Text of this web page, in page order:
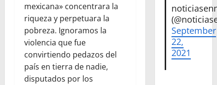
mexicana» concentrara la
riqueza y perpetuara la
pobreza. Ignoramos la
violencia que fue
convirtiendo pedazos del
país en tierra de nadie,
disputados por los
September
22,
2021